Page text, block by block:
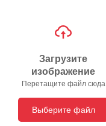
Загрузите
изображение
Перетащите файл сюда